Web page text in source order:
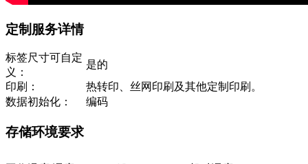
定制服务详情
标签尺寸可自定
义：
是的
印刷：
热转印、丝网印刷及其他定制印刷。
数据初始化：
编码
存储环境要求